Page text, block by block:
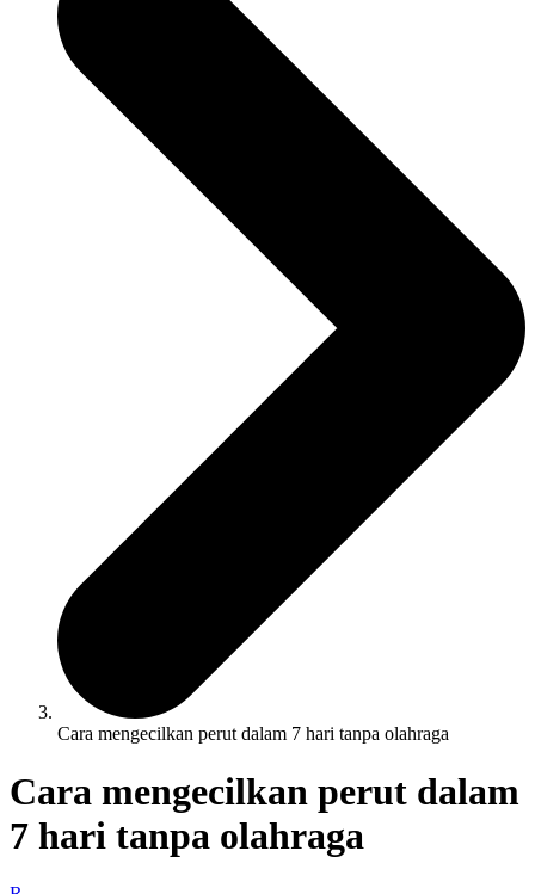
Cara mengecilkan perut dalam 7 hari tanpa olahraga
Cara mengecilkan perut dalam
7 hari tanpa olahraga